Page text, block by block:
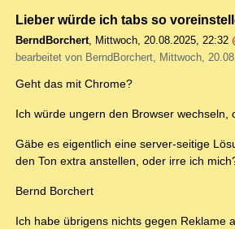
Lieber würde ich tabs so
BerndBorchert, Mittwoch, 20.08.2025, 22:32
bearbeitet von BerndBorchert, Mittwoch,
Geht das mit Chrome?
Ich würde ungern den Browser
Gäbe es eigentlich eine server-seitige
den Ton extra anstellen, oder irre ich
Bernd Borchert
Ich habe übrigens nichts gegen Reklame